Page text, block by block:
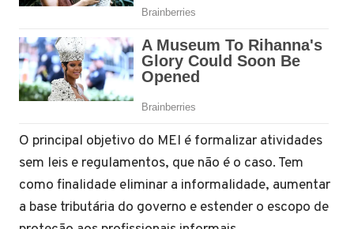
O principal objetivo do MEI é formalizar atividades
sem leis e regulamentos, que não é o caso. Tem
como finalidade eliminar a informalidade, aumentar
a base tributária do governo e estender o escopo de